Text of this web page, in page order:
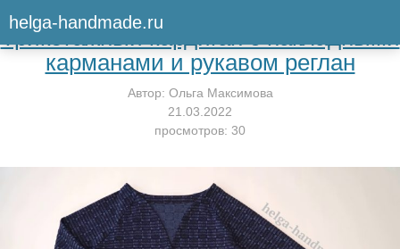
helga-handmade.ruВернуться к мастер-классу
Трикотажный кардиган с накладными
карманами и рукавом реглан
Автор: Ольга Максимова
21.03.2022
просмотров: 30